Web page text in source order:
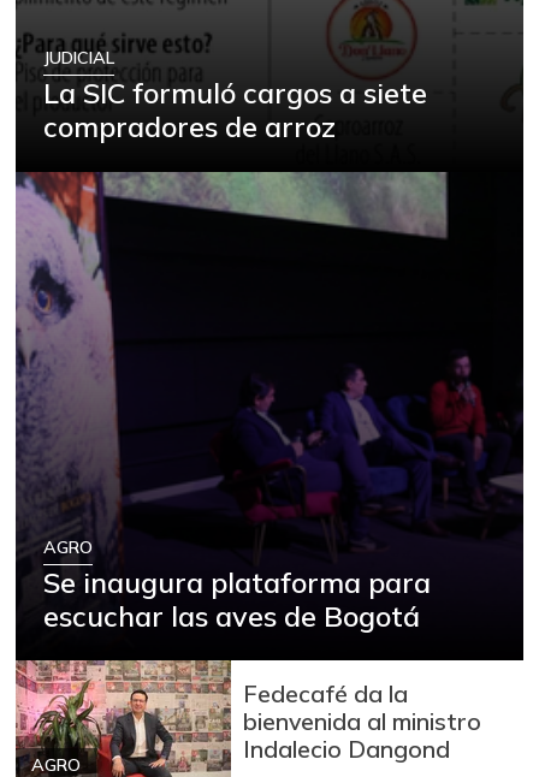
JUDICIAL
La SIC formuló cargos a siete
compradores de arroz
AGRO
Se inaugura plataforma para
escuchar las aves de Bogotá
AGRO
Fedecafé da la
bienvenida al ministro
Indalecio Dangond